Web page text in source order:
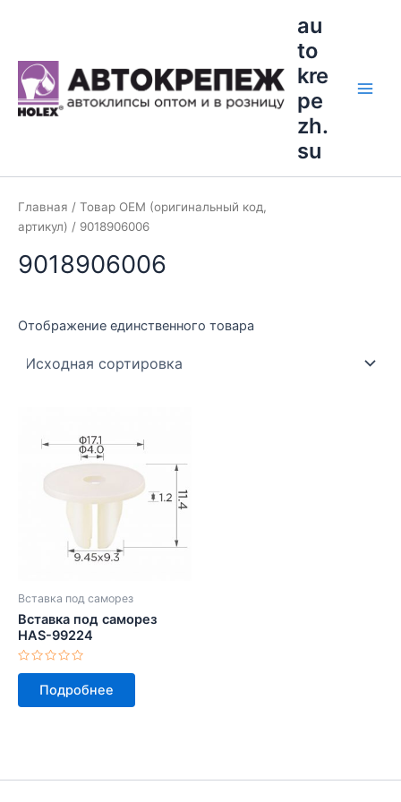
au
to
kre
pe
zh.
su
Главная / Товар OEM (оригинальный код,
артикул) / 9018906006
9018906006
Отображение единственного товара
Вставка под саморез
Вставка под саморез
HAS-99224
Оценка
5
Подробнее